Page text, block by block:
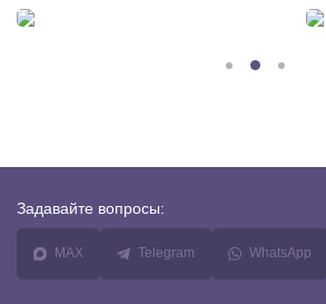
Задавайте вопросы:
MAX Telegram WhatsApp